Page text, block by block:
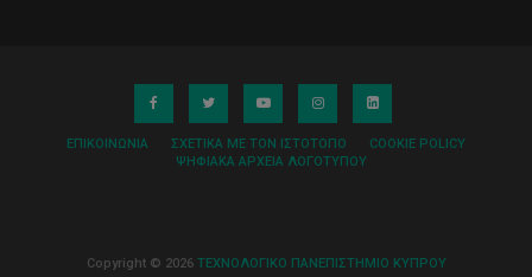
ΕΠΙΚΟΙΝΩΝΊΑ ΣΧΕΤΙΚΆ ΜΕ ΤΟΝ ΙΣΤΌΤΟΠΟ
COOKIE POLICY
ΨΗΦΙΑΚΆ ΑΡΧΕΊΑ ΛΟΓΌΤΥΠΟΥ
Copyright © 2026 ΤΕΧΝΟΛΟΓΙΚΟ ΠΑΝΕΠΙΣΤΗΜΙΟ ΚΥΠΡΟΥ